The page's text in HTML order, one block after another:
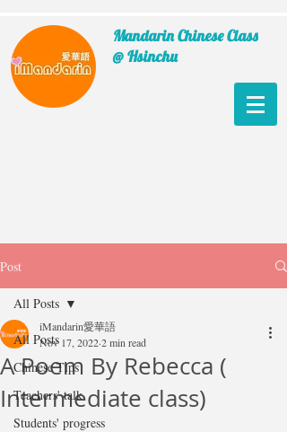
Mandarin Chinese Class
@ Hsinchu
Post
All Posts
Chinese Tips
Teachers' talk
Students' progress
All Posts
A Poem By Rebecca (
Intermediate class)
iMandarin愛華語
Nov 17, 20222 min read